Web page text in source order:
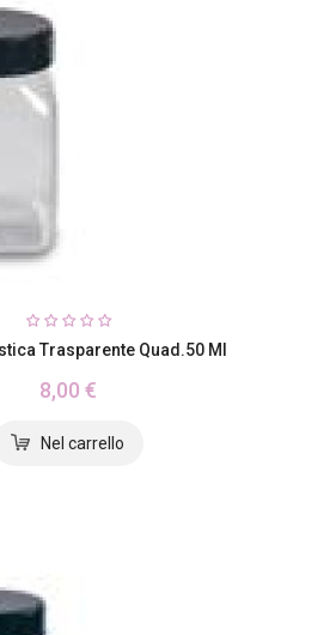
Trasparente Quad.50 Ml
8,00 €